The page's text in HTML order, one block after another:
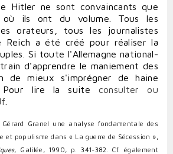
Hitler ne sont convaincants que
où ils ont du volume. Tous les
orateurs, tous les journalistes
Reich a été créé pour réaliser la
Si toute l'Allemagne national-
d'apprendre le maniement des
de mieux s'imprégner de haine
Pour lire la suite consulter ou
Granel une analyse fondamentale des
et populisme dans « La guerre de Sécession »,
, Galilée, 1990, p. 341-382. Cf. également